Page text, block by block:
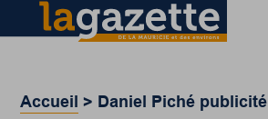
Accueil > Daniel Piché publicité